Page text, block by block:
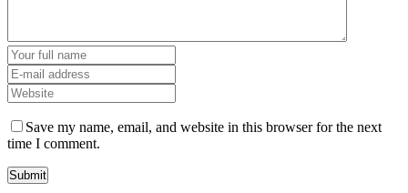
Save my name, email, and website in this browser for the next
time I comment.